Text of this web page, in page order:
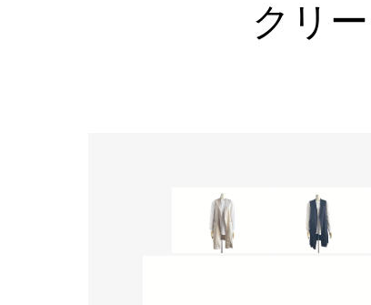
クリ